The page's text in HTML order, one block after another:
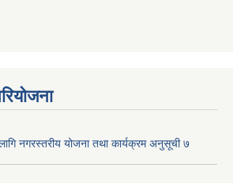
नगरस्तरीय योजना तथा कार्यक्रम अनुसूची ७